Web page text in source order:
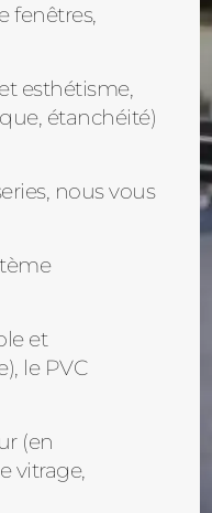
fenêtres,
esthétisme,
étanchéité)
nous vous
et
le PVC
(en
vitrage,